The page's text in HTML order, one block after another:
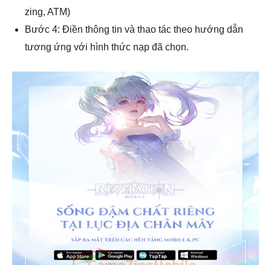
zing, ATM)
Bước 4: Điền thông tin và thao tác theo hướng dẫn
tương ứng với hình thức nạp đã chọn.